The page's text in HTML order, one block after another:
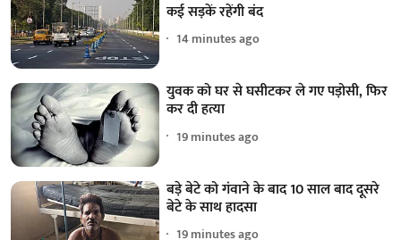
कई सड़कें रहेंगी बंद
14 minutes ago
युवक को घर से घसीटकर ले गए पड़ोसी, फिर
कर दी हत्या
19 minutes ago
बड़े बेटे को गंवाने के बाद 10 साल बाद दूसरे
बेटे के साथ हादसा
19 minutes ago